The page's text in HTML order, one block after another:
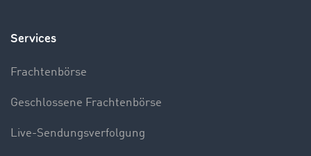
Services
Frachtenbörse
Geschlossene Frachtenbörse
Live-Sendungsverfolgung